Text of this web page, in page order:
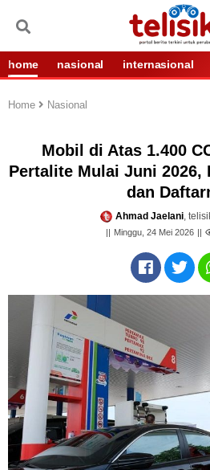
home nasional internasional
Home Nasional
Mobil di Atas 1.400
Pertalite Mulai Juni 2026,
dan
Ahmad Jaelani,
Minggu, 24 Mei 2026